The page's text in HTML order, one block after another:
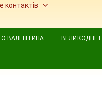
контактів
ВАЛЕНТИНА ВЕЛИКОДНІ